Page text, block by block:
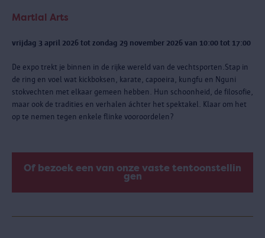
Martial Arts
vrijdag 3 april 2026 tot zondag 29 november 2026 van 10:00 tot 17:00
De expo trekt je binnen in de rijke wereld van de vechtsporten.Stap in
de ring en voel wat kickboksen, karate, capoeira, kungfu en Nguni
stokvechten met elkaar gemeen hebben. Hun schoonheid, de filosofie,
maar ook de tradities en verhalen áchter het spektakel. Klaar om het
op te nemen tegen enkele flinke vooroordelen?
Of bezoek een van onze vaste tentoonstellin
gen